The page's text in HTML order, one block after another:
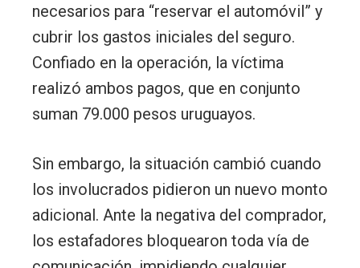
necesarios para “reservar el automóvil” y
cubrir los gastos iniciales del seguro.
Confiado en la operación, la víctima
realizó ambos pagos, que en conjunto
suman 79.000 pesos uruguayos.
Sin embargo, la situación cambió cuando
los involucrados pidieron un nuevo monto
adicional. Ante la negativa del comprador,
los estafadores bloquearon toda vía de